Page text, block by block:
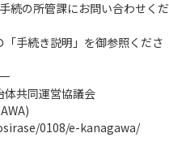
続の所管課にお問い合わせくだ
「手続き説明」を御参照くださ
体共同運営協議会
0108/e-kanagawa/